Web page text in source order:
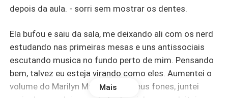
depois da aula. - sorri sem mostrar os dentes.
Ela bufou e saiu da sala, me deixando ali com os nerd
estudando nas primeiras mesas e uns antissociais
escutando musica no fundo perto de mim. Pensando
bem, talvez eu esteja virando como eles. Aumentei o
volume do Marilyn Manson em meus fones, juntei
Mais